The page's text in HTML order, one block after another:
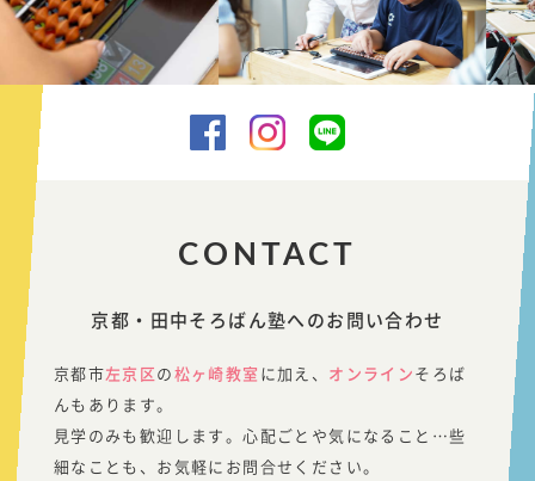
CONTACT
京都・田中そろばん塾へのお問い合わせ
京都市左京区 の 松ヶ崎教室 に加え、 オンライン そろば
んもあります。
見学のみも歓迎します。心配ごとや気になること…些
細なことも、お気軽にお問合せください。